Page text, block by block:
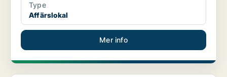
Type
Affärslokal
Mer info